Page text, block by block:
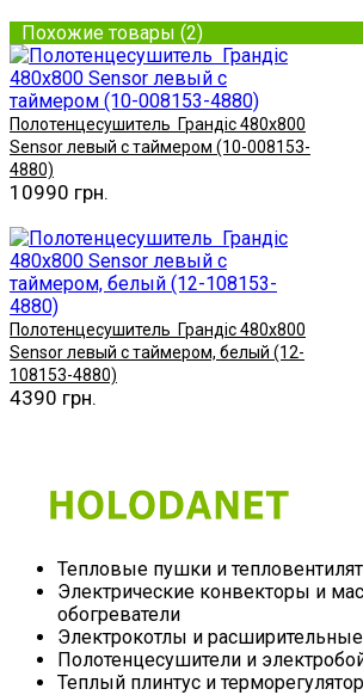
Похожие товары (2)
Полотенцесушитель Грандіс 480х800
Sensor левый с таймером (10-008153-
4880)
10990 грн.
Полотенцесушитель Грандіс 480х800
Sensor левый с таймером, белый (12-
108153-4880)
4390 грн.
Тепловые пушки и
Электрические конвекторы и
обогреватели
Электрокотлы и
Полотенцесушители и
Теплый плинтус и